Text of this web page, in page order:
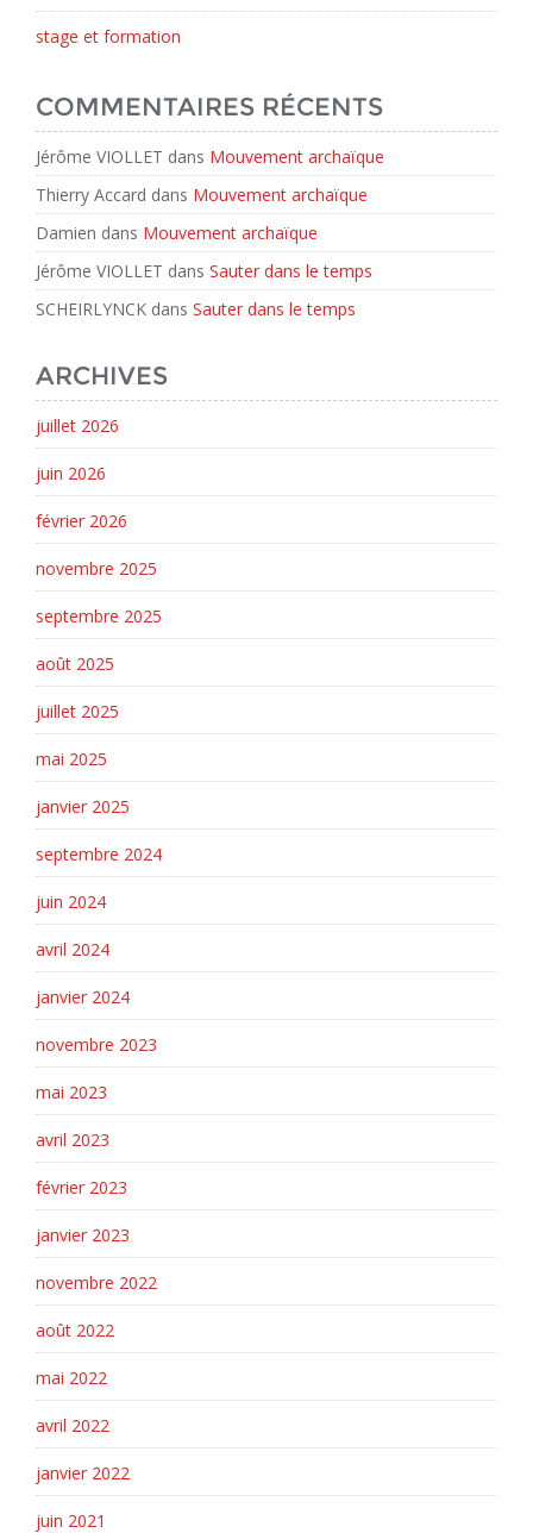
stage et formation
COMMENTAIRES RÉCENTS
Jérôme VIOLLET dans Mouvement archaïque
Thierry Accard dans Mouvement archaïque
Damien dans Mouvement archaïque
Jérôme VIOLLET dans Sauter dans le temps
SCHEIRLYNCK dans Sauter dans le temps
ARCHIVES
juillet 2026
juin 2026
février 2026
novembre 2025
septembre 2025
août 2025
juillet 2025
mai 2025
janvier 2025
septembre 2024
juin 2024
avril 2024
janvier 2024
novembre 2023
mai 2023
avril 2023
février 2023
janvier 2023
novembre 2022
août 2022
mai 2022
avril 2022
janvier 2022
juin 2021